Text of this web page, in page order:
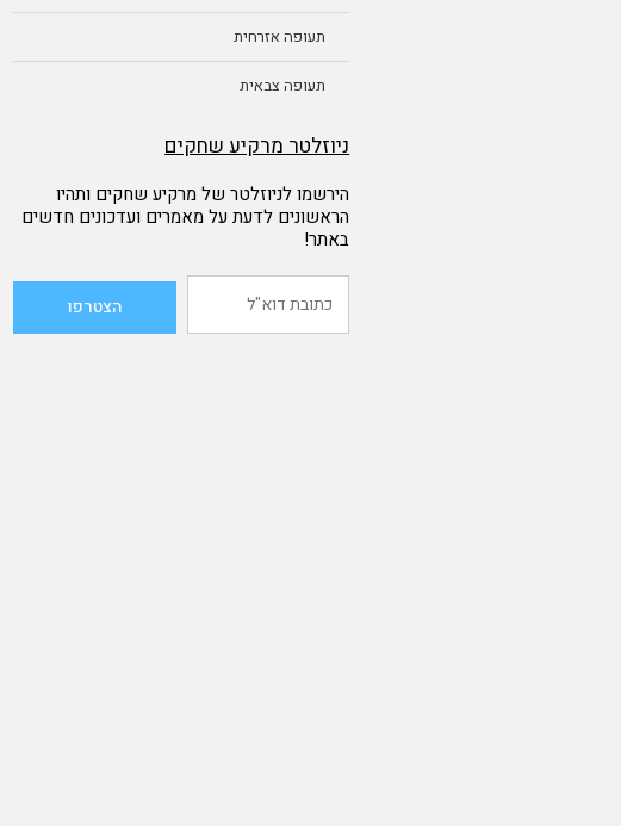
תעופה אזרחית
תעופה צבאית
ניוזלטר מרקיע שחקים
הירשמו לניוזלטר של מרקיע שחקים ותהיו
הראשונים לדעת על מאמרים ועדכונים חדשים
באתר!